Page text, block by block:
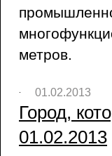
метров.
01.02.2013
Город,
01.02.2013